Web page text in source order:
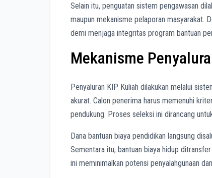
Selain itu, penguatan sistem pengawasan
maupun mekanisme pelaporan masyarakat.
demi menjaga integritas program bantuan
Mekanisme
Penyaluran KIP Kuliah dilakukan melalui
akurat. Calon penerima harus memenuhi
pendukung. Proses seleksi ini dirancang
Dana bantuan biaya pendidikan langsung
Sementara itu, bantuan biaya hidup
ini meminimalkan potensi penyalahgunaan